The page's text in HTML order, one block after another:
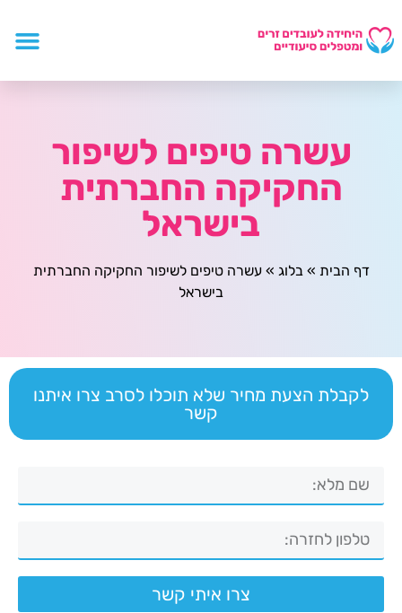
עשרה טיפים לשיפור
החקיקה החברתית
בישראל
דף הבית »בלוג »עשרה טיפים לשיפור החקיקה החברתית
בישראל
לקבלת הצעת מחיר שלא תוכלו לסרב צרו איתנו
קשר
צרו איתי קשר